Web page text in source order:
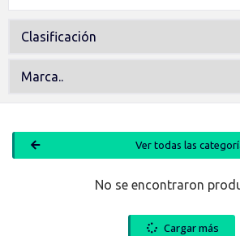
Ver todas las
No se encontraron
Cargar más